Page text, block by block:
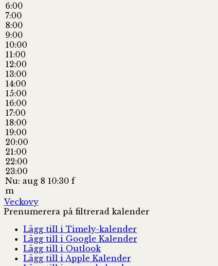
6:00
7:00
8:00
9:00
10:00
11:00
12:00
13:00
14:00
15:00
16:00
17:00
18:00
19:00
20:00
21:00
22:00
23:00
Nu: aug 8 10:30 f
m
Veckovy
Prenumerera på filtrerad kalender
Lägg till i Timely-kalender
Lägg till i Google Kalender
Lägg till i Outlook
Lägg till i Apple Kalender